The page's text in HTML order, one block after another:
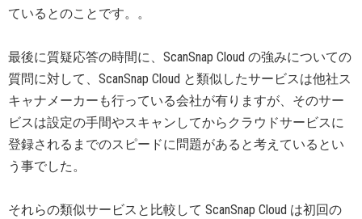
ているとのことです。。
最後に質疑応答の時間に、ScanSnap Cloud の強みについての
質問に対して、ScanSnap Cloud と類似したサービスは他社ス
キャナメーカーも行っている会社が有りますが、そのサー
ビスは設定の手間やスキャンしてからクラウドサービスに
登録されるまでのスピードに問題があると考えているとい
う事でした。
それらの類似サービスと比較して ScanSnap Cloud は初回の